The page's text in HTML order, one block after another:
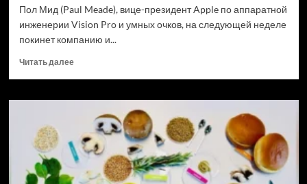
Китае
Пол Мид (Paul Meade), вице-президент Apple по аппаратной
инженерии Vision Pro и умных очков, на следующей неделе
покинет компанию и...
Читать далееПрочитать
OpenAI
собирает
железную
команду
из
инженеров
Apple